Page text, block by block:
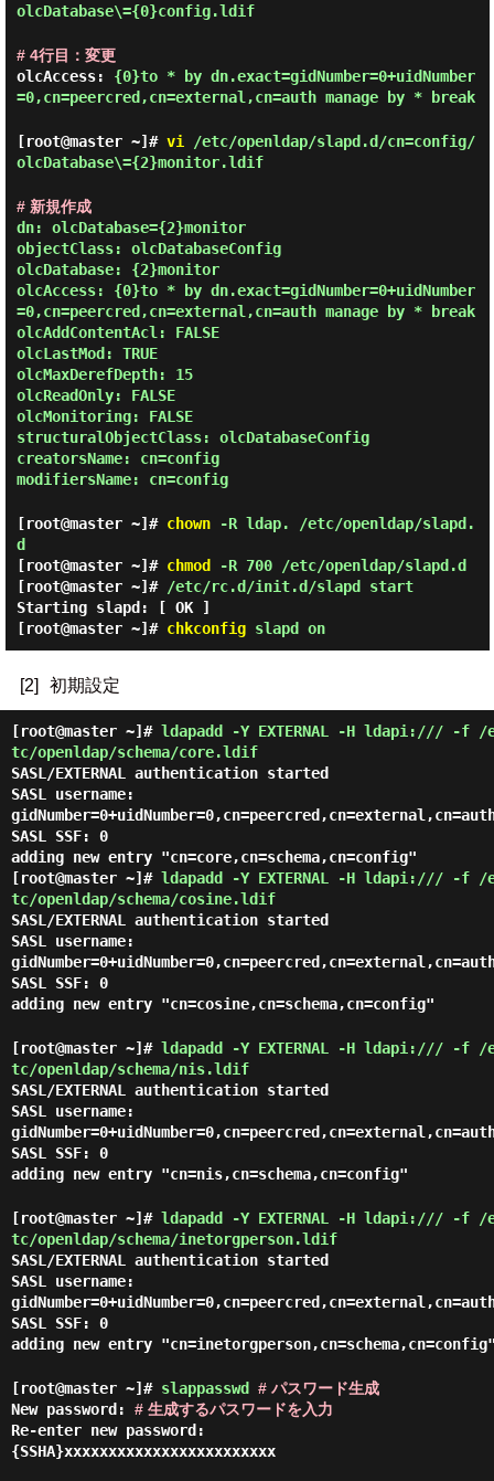
olcDatabase\={0}config.ldif
# 4行目：変更
olcAccess: {0}to * by dn.exact=gidNumber=0+uidNumber
=0,cn=peercred,cn=external,cn=auth manage by * break
[root@master ~]# vi /etc/openldap/slapd.d/cn=config/
olcDatabase\={2}monitor.ldif
# 新規作成
dn: olcDatabase={2}monitor
objectClass: olcDatabaseConfig
olcDatabase: {2}monitor
olcAccess: {0}to * by dn.exact=gidNumber=0+uidNumber
=0,cn=peercred,cn=external,cn=auth manage by * break
olcAddContentAcl: FALSE
olcLastMod: TRUE
olcMaxDerefDepth: 15
olcReadOnly: FALSE
olcMonitoring: FALSE
structuralObjectClass: olcDatabaseConfig
creatorsName: cn=config
modifiersName: cn=config
[root@master ~]# chown-R ldap. /etc/openldap/slapd.
d
[root@master ~]# chmod -R 700 /etc/openldap/slapd.d
[root@master ~]# /etc/rc.d/init.d/slapd start
Starting slapd: [ OK ]
[root@master ~]# chkconfigslapd on
[2] 初期設定
[root@master ~]# ldapadd -Y EXTERNAL -H ldapi:/// -f /
tc/openldap/schema/core.ldif
SASL/EXTERNAL authentication started
SASL username:
SASL SSF: 0
adding new entry "cn=core,cn=schema,cn=config"
[root@master ~]# ldapadd -Y EXTERNAL -H ldapi:/// -f /
tc/openldap/schema/cosine.ldif
SASL/EXTERNAL authentication started
SASL username:
SASL SSF: 0
adding new entry "cn=cosine,cn=schema,cn=config"
[root@master ~]# ldapadd -Y EXTERNAL -H ldapi:/// -f /
tc/openldap/schema/nis.ldif
SASL/EXTERNAL authentication started
SASL username:
SASL SSF: 0
adding new entry "cn=nis,cn=schema,cn=config"
[root@master ~]# ldapadd -Y EXTERNAL -H ldapi:/// -f /
tc/openldap/schema/inetorgperson.ldif
SASL/EXTERNAL authentication started
SASL username:
SASL SSF: 0
adding new entry
[root@master ~]# slappasswd # パスワード生成
New password: # 生成するパスワードを入力
Re-enter new password:
{SSHA}xxxxxxxxxxxxxxxxxxxxxxxx